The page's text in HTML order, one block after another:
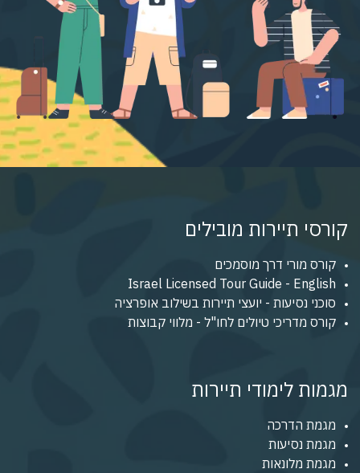
קורסי תיירות מובילים
קורס מורי דרך מוסמכים
Israel Licensed Tour Guide - English
סוכני נסיעות - יועצי תיירות בשילוב אופרציה
קורס מדריכי טיולים לחו"ל - מלווי קבוצות
מגמות לימודי תיירות
מגמת הדרכה
מגמת נסיעות
מגמת מלונאות